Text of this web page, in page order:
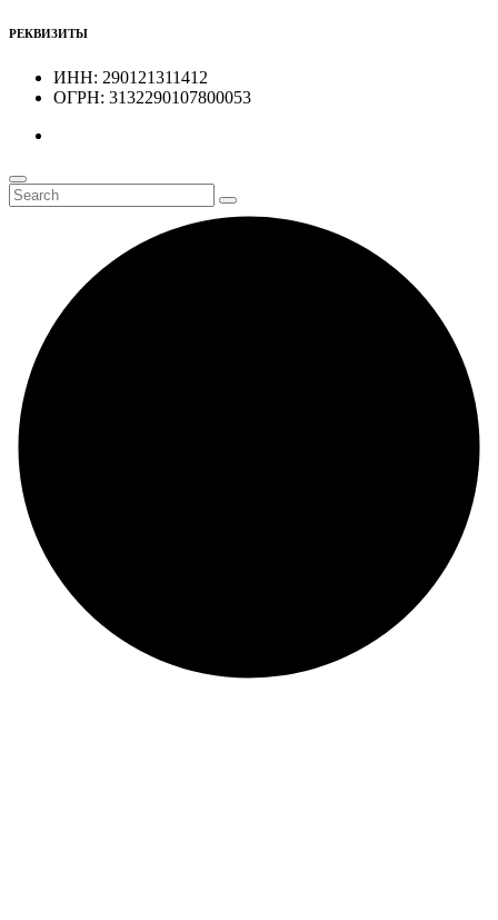
РЕКВИЗИТЫ
ИНН: 290121311412
ОГРН: 3132290107800053